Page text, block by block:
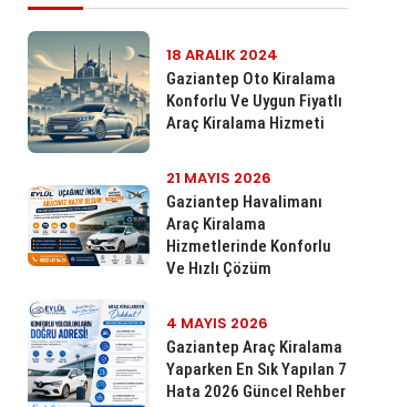
18 ARALIK 2024
Gaziantep Oto Kiralama
Konforlu Ve Uygun Fiyatlı
Araç Kiralama Hizmeti
21 MAYIS 2026
Gaziantep Havalimanı
Araç Kiralama
Hizmetlerinde Konforlu
Ve Hızlı Çözüm
4 MAYIS 2026
Gaziantep Araç Kiralama
Yaparken En Sık Yapılan 7
Hata 2026 Güncel Rehber